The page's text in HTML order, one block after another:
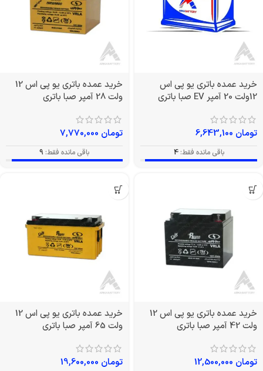
خرید عمده باتری یو پی اس
12ولت 20 آمپر EV صبا باتری
تومان
باقی مانده فقط: 4
خرید عمده باتری یو پی اس 12
ولت 28 آمپر صبا باتری
تومان
باقی مانده فقط: 9
خرید عمده باتری یو پی اس 12
ولت 42 آمپر صبا باتری
تومان
خرید عمده باتری یو پی اس 12
ولت 65 آمپر صبا باتری
تومان